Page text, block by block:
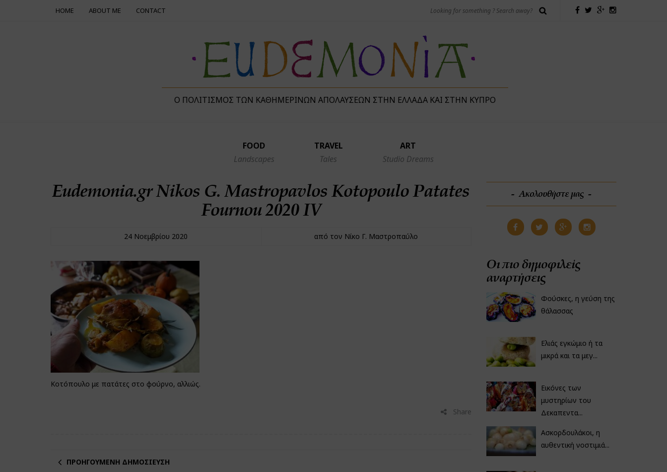
HOME ABOUT ME CONTACT
Ο ΠΟΛΙΤΙΣΜΌΣ ΤΩΝ ΚΑΘΗΜΕΡΙΝΏΝ ΑΠΟΛΑΎΣΕΩΝ ΣΤΗΝ ΕΛΛΆΔΑ ΚΑΙ ΣΤΗΝ ΚΎΠΡΟ
FOOD
Landscapes
TRAVEL
Tales
ART
Studio Dreams
Eudemonia.gr Nikos G. Mastropavlos Kotopoulo Patates
Fournou 2020 IV
24 Νοεμβρίου 2020 από τον Νίκο Γ. Μαστροπαύλο
Κοτόπουλο με πατάτες στο φούρνο, αλλιώς.
Share
ΠΡΟΗΓΟΎΜΕΝΗ ΔΗΜΟΣΊΕΥΣΗ
Ακολουθήστε μας
Οι πιο δημοφιλείς
αναρτήσεις
Φούσκες, η γεύση της
θάλασσας
Ελιάς εγκώμιο ή τα
μικρά και τα μεγ...
Εικόνες των
μυστηρίων του
Δεκαπεντα...
Ασκορδουλάκοι, η
αυθεντική νοστιμιά...